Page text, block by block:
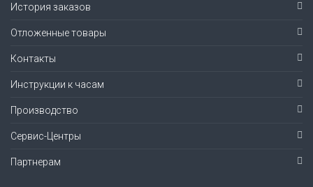
История заказов
Отложенные товары
Контакты
Инструкции к часам
Производство
Сервис-Центры
Партнерам